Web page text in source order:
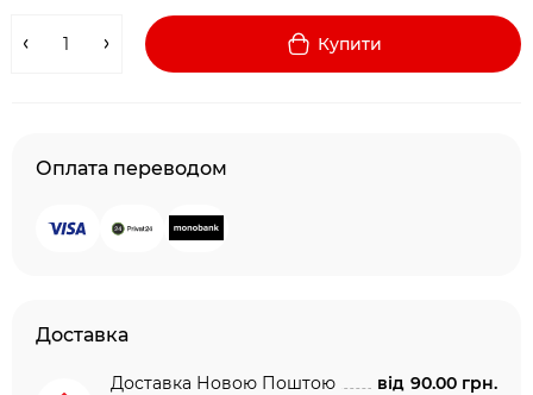
Купити
Оплата переводом
Доставка
Доставка Новою Поштою від 90.00 грн.